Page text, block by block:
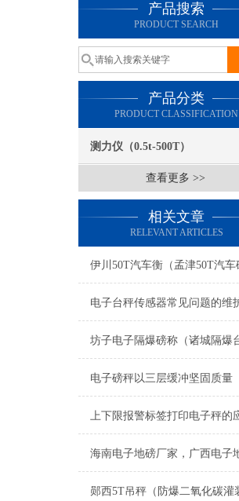
产品搜索
PRODUCT SEARCH
产品分类
PRODUCT CLASSIFICATION
测力仪（0.5t-500T）
查看更多 >>
相关文章
RELEVANT ARTICLES
电子磅秤以三层缓冲坚固质量